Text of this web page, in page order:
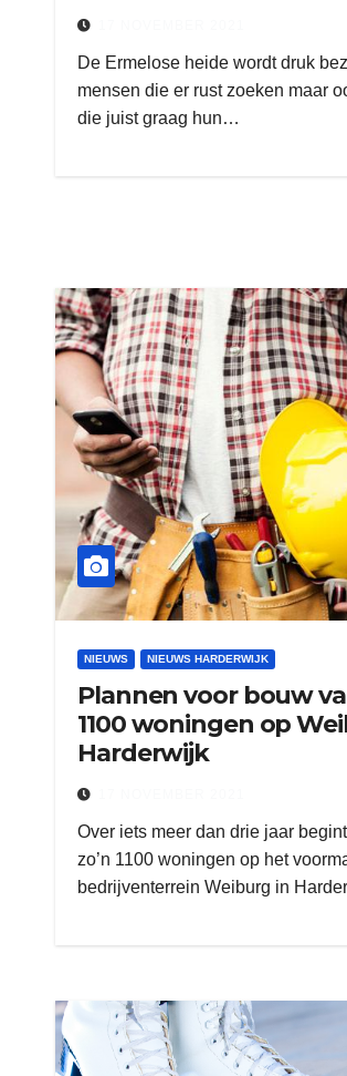
De Ermelose heide wordt druk
mensen die er rust zoeken maar
die juist graag hun…
NIEUWS NIEUWS HARDERWIJK
Plannen voor bouw
1100 woningen op
Harderwijk
Over iets meer dan drie jaar
zo’n 1100 woningen op het
bedrijventerrein Weiburg in